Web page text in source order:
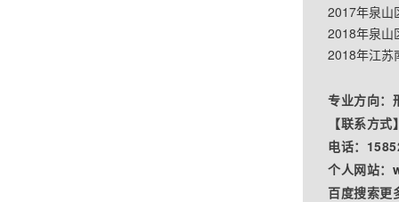
2017年泉山
2018年泉山
2018年江苏
专业方向：
【联系方式
电话：
个人网站：
百度搜索更